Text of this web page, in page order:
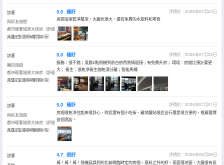
訪客
與好友旅遊
都市輕奢城景大床房（舒達
床墊+生活吧+雙用冰箱）
入住於2026年07月
5.0 極好
評價於：2026年07月23日
房間浴室乾淨整潔，大廳也很大，還有免費的水飲料和零食
訪客
獨自旅遊
都市輕奢城景大床房（舒達
床墊+生活吧+雙用冰箱）
入住於2026年07月
5.0 極好
評價於：2026年07月22日
服務：很不錯；凌晨2點飛機到前台依然熱情迎接；有免費升房； 環境：房間比預計要更
大； 衞生：很乾凈衞生間乾濕分離；智能馬桶
訪客
與好友旅遊
都市輕奢城景大床房（舒達
床墊+生活吧+雙用冰箱）
入住於2026年06月
5.0 極好
評價於：2026年07月01日
房間很乾凈住起來很舒心，附近還有個小吃街，離地鐵站很近出行還是很方便的，推薦選擇
這個酒店。
訪客
4.7 很好
評價於：2026年06月26日
棒！棒！棒！飛機延誤到的比較晚臨時定的房間，意料之外的好，兩面落地窗，大廳很有氛